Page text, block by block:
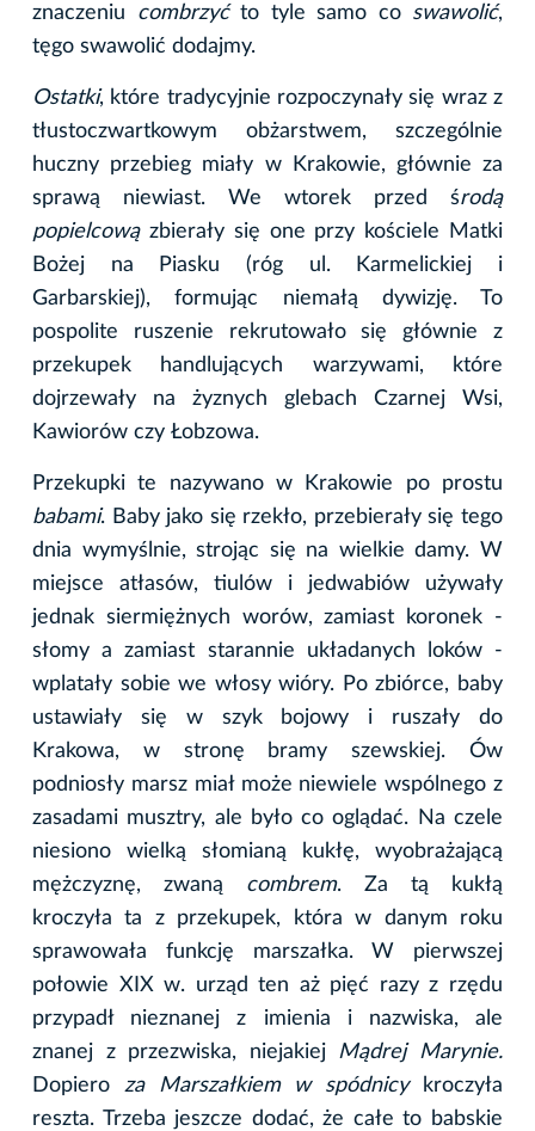
znaczeniu combrzyćto tyle samo co swawolić,
tęgo swawolić dodajmy.
Ostatki, które tradycyjnie rozpoczynały się wraz z
tłustoczwartkowym obżarstwem, szczególnie
huczny przebieg miały w Krakowie, głównie za
sprawą niewiast. We wtorek przed środą
popielcowązbierały się one przy kościele Matki
Bożej na Piasku (róg ul. Karmelickiej i
Garbarskiej), formując niemałą dywizję. To
pospolite ruszenie rekrutowało się głównie z
przekupek handlujących warzywami, które
dojrzewały na żyznych glebach Czarnej Wsi,
Kawiorów czy Łobzowa.
Przekupki te nazywano w Krakowie po prostu
babami. Baby jako się rzekło, przebierały się tego
dnia wymyślnie, strojąc się na wielkie damy. W
miejsce atłasów, tiulów i jedwabiów używały
jednak siermiężnych worów, zamiast koronek -
słomy a zamiast starannie układanych loków -
wplatały sobie we włosy wióry. Po zbiórce, baby
ustawiały się w szyk bojowy i ruszały do
Krakowa, w stronę bramy szewskiej. Ów
podniosły marsz miał może niewiele wspólnego z
zasadami musztry, ale było co oglądać. Na czele
niesiono wielką słomianą kukłę, wyobrażającą
mężczyznę, zwaną combrem. Za tą kukłą
kroczyła ta z przekupek, która w danym roku
sprawowała funkcję marszałka. W pierwszej
połowie XIX w. urząd ten aż pięć razy z rzędu
przypadł nieznanej z imienia i nazwiska, ale
znanej z przezwiska, niejakiej Mądrej Marynie.
Dopiero za Marszałkiem w spódnicy
kroczyła
reszta. Trzeba jeszcze dodać, że całe to babskie